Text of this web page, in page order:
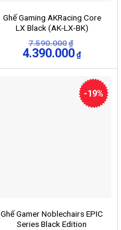
Ghế Gaming AKRacing Core
LX Black (AK-LX-BK)
7.590.000 ₫
Giá
gốc
là:
4.390.000 ₫
tại
-19%
Ghế Gamer Noblechairs EPIC
Series Black Edition